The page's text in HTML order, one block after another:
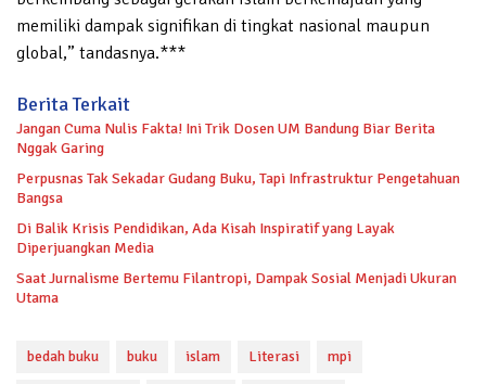
memiliki dampak signifikan di tingkat nasional maupun
global,” tandasnya.***
Berita Terkait
Jangan Cuma Nulis Fakta! Ini Trik Dosen UM Bandung Biar Berita
Nggak Garing
Perpusnas Tak Sekadar Gudang Buku, Tapi Infrastruktur Pengetahuan
Bangsa
Di Balik Krisis Pendidikan, Ada Kisah Inspiratif yang Layak
Diperjuangkan Media
Saat Jurnalisme Bertemu Filantropi, Dampak Sosial Menjadi Ukuran
Utama
bedah buku buku islam Literasi mpi